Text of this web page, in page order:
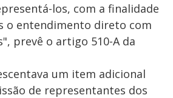
los, com a finalidade
o entendimento direto com
prevê o artigo 510-A da
um item adicional
de representantes dos